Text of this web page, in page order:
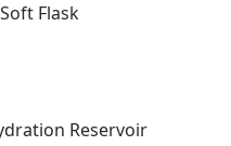
Flask
Reservoir